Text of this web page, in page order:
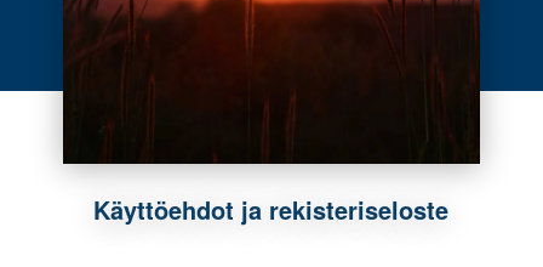
Käyttöehdot ja rekisteriseloste